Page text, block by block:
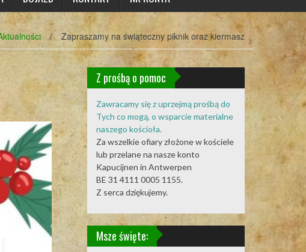
/ Zapraszamy na świąteczny piknik oraz kiermasz
Z prośbą o pomoc
Zawracamy się z uprzejmą prośbą do
Tych co mogą, o wsparcie materialne
naszego kościoła.
Za wszelkie ofiary złożone w kościele
lub przelane na nasze konto
Kapucijnen in Antwerpen
BE 31 4111 0005 1155.
Z serca dziękujemy.
Msze święte: